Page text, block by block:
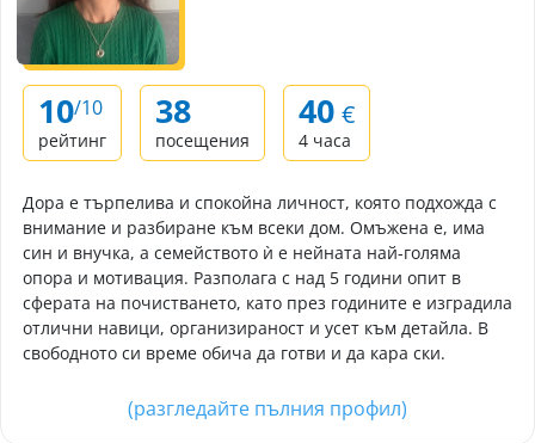
10/10
рейтинг
38
посещения
40 €
4 часа
Дора е търпелива и спокойна личност, която подхожда с
внимание и разбиране към всеки дом. Омъжена е, има
син и внучка, а семейството ѝ е нейната най-голяма
опора и мотивация. Разполага с над 5 години опит в
сферата на почистването, като през годините е изградила
отлични навици, организираност и усет към детайла. В
свободното си време обича да готви и да кара ски.
(разгледайте пълния профил)